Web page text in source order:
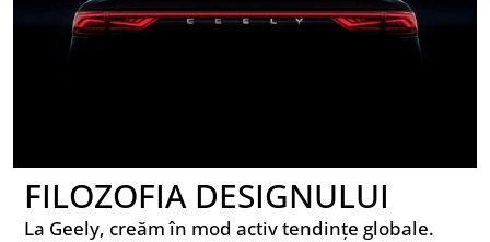
FILOZOFIA DESIGNULUI
La Geely, creăm în mod activ tendințe globale.